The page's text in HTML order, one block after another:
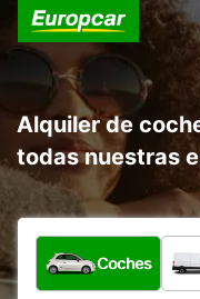
Alquiler de
todas nuestras
¿Qué tipo de
Coches